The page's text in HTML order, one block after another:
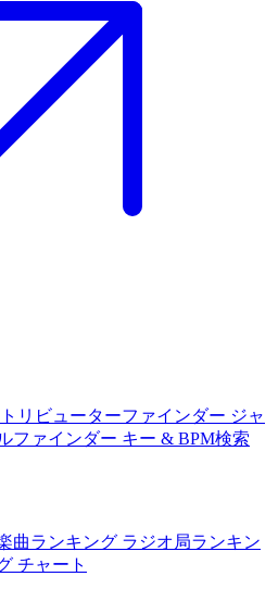
リビューターファインダー ジャ
ファインダー キー & BPM検索
曲ランキング ラジオ局ランキン
チャート